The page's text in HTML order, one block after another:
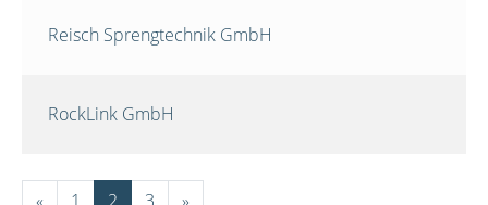
Reisch Sprengtechnik GmbH
RockLink GmbH